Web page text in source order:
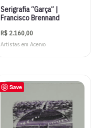
Serigrafia “Garça” |
Francisco Brennand
R$ 2.160,00
Artistas em Acervo
Save